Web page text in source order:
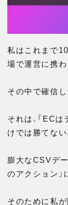
私はこれまで
場で運営に携わ
その中で確信
それは、「EC
けでは勝てない
膨大なCSVデ
のアクション」
そのために私が